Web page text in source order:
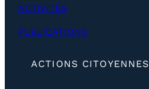
ACTIVITÉS
PUBLICATIONS
ACTIONS CITOYENNES